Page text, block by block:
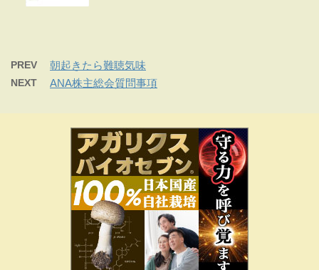
PREV 朝起きたら難聴気味
NEXT ANA株主総会質問事項